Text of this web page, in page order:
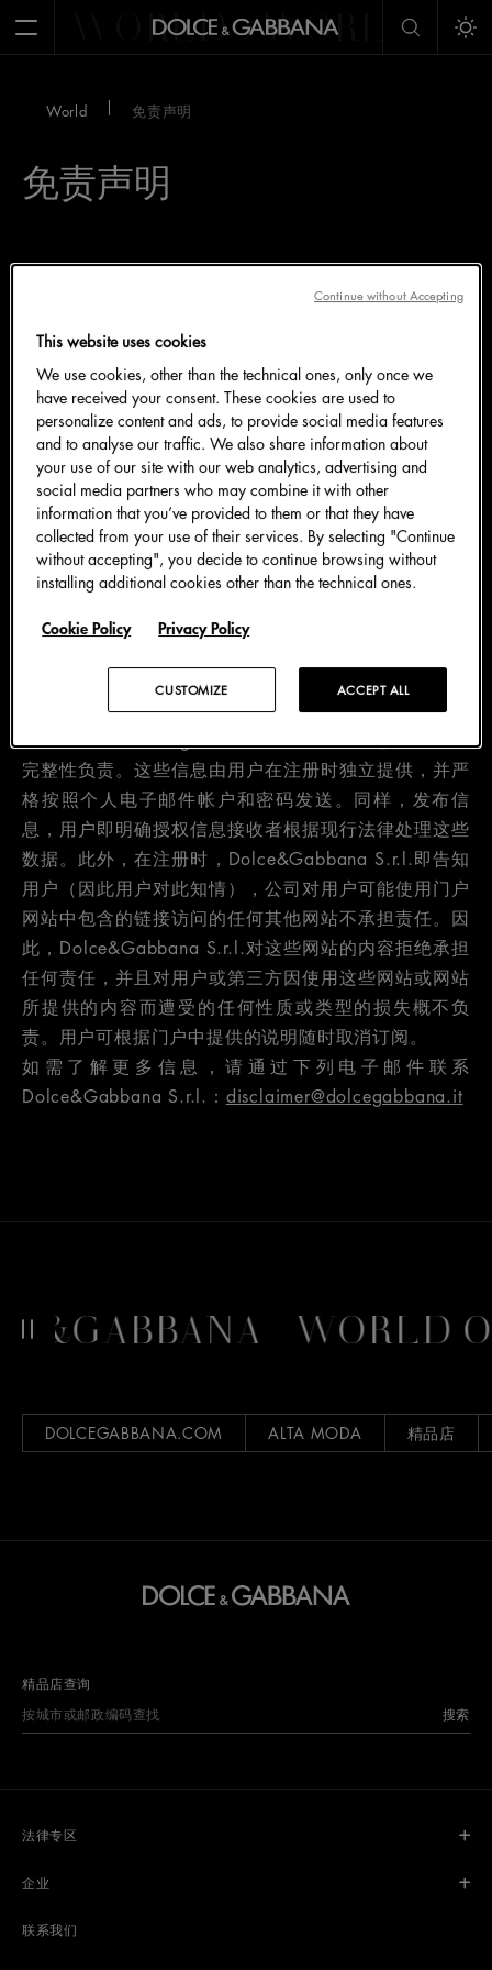
Open MenuWORLD WORLD
World 免责声明
免责声明
网站内容属Dolce&Gabbana
因此，用户无权将这些内容用于本网站未明确指出的用
途。如有违规行为，Dolce&Gabbana S.r.l.保留对违规
者采取行动的权利。Dolce&Gabbana S.r.l.保留随时更
改网站内容且无需事先通知的权利。
world.dolcegabbana.com网站供用户免费浏览，用户
可免费访问门户，自行注册。
world.dolcegabbana.com门户中的信息和数据经仔细
核查。如有任何不准确之处，敬请谅解，诚请通过下列
地址联系我们，以便我们更正内容。注册网站，用户即
同意Dolce&Gabbana S.r.l.对用户或第三方在浏览和查
损失，以及与用户可能决定参与的任何后续活动有关的
任何直接或间接损失概不负责。谨此提醒，所有用户对
传送到world.dolcegabbana.com网站的信息真实性和
完整性负责。这些信息由用户在注册时独立提供，并严
格按照个人电子邮件帐户和密码发送。同样，发布信
息，用户即明确授权信息接收者根据现行法律处理这些
数据。此外，在注册时，Dolce&Gabbana S.r.l.即告知
用户（因此用户对此知情），公司对用户可能使用门户
网站中包含的链接访问的任何其他网站不承担责任。因
此，Dolce&Gabbana S.r.l.对这些网站的内容拒绝承担
任何责任，并且对用户或第三方因使用这些网站或网站
所提供的内容而遭受的任何性质或类型的损失概不负
责。用户可根据门户中提供的说明随时取消订阅。
如需了解更多信息，请通过下列电子邮件联系
Dolce&Gabbana S.r.l.： disclaimer@dolcegabbana.it
WORLD
DOLCEGABBANA.COM ALTA MODA 精品店
精品店查询
搜索
法律专区
企业
联系我们
This website uses cookies
We use cookies, other than the technical ones, only once we
have received your consent. These cookies are used to
personalize content and ads, to provide social media features
and to analyse our traffic. We also share information about
your use of our site with our web analytics, advertising and
social media partners who may combine it with other
information that you’ve provided to them or that they have
collected from your use of their services. By selecting "Continue
without accepting", you decide to continue browsing without
installing additional cookies other than the technical ones.
Cookie Policy Privacy Policy
ACCEPT ALL
CUSTOMIZE
Continue without Accepting